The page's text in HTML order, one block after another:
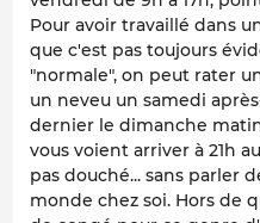
Pour avoir travaillé dans
que c'est pas toujours
"normale", on peut rater
un neveu un samedi
dernier le dimanche
vous voient arriver à 21h
pas douché... sans parler
monde chez soi. Hors de